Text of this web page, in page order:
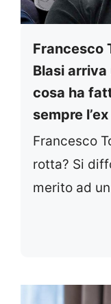
Francesco
Blasi
cosa ha
sempre
Francesco
rotta? Si
merito ad